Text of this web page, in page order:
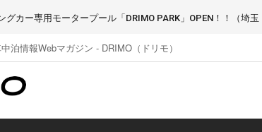
グカー専用モータープール「DRIMO PARK」OPEN！！（埼玉
泊情報Webマガジン - DRIMO（ドリモ）